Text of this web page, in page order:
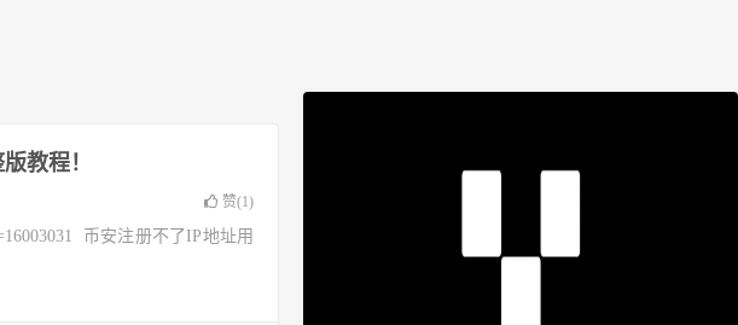
教程！
赞(1)
币安注册不了IP地址用